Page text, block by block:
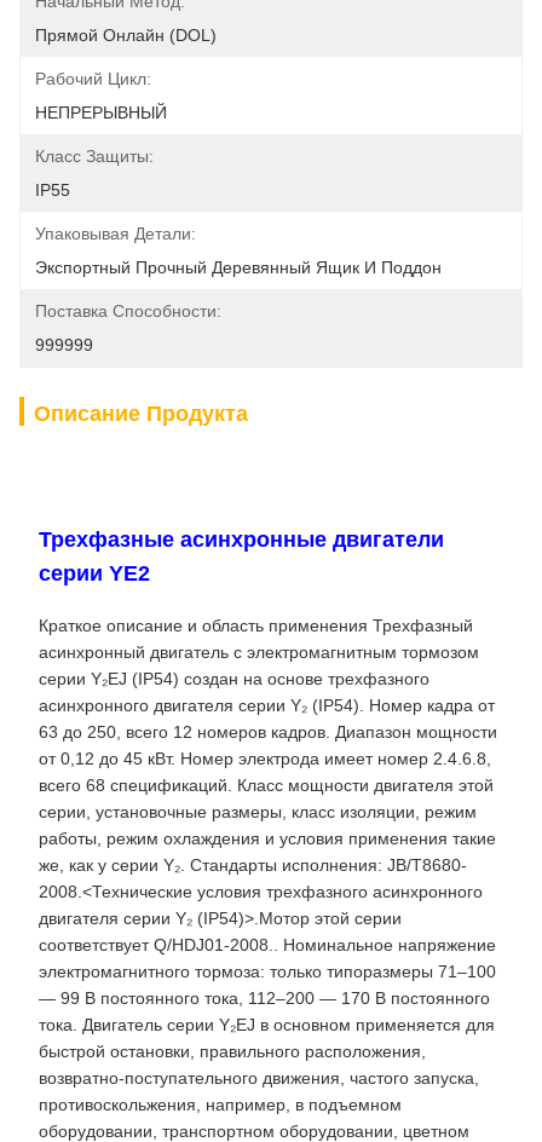
Прямой Онлайн (DOL)
Рабочий Цикл:
НЕПРЕРЫВНЫЙ
Класс Защиты:
IP55
Упаковывая Детали:
Экспортный Прочный Деревянный Ящик И Поддон
Поставка Способности:
999999
Описание Продукта
Трехфазные асинхронные двигатели
серии YE2
Краткое описание и область применения Трехфазный
асинхронный двигатель с электромагнитным тормозом
серии Y₂EJ (IP54) создан на основе трехфазного
асинхронного двигателя серии Y₂ (IP54). Номер кадра от
63 до 250, всего 12 номеров кадров. Диапазон мощности
от 0,12 до 45 кВт. Номер электрода имеет номер 2.4.6.8,
всего 68 спецификаций. Класс мощности двигателя этой
серии, установочные размеры, класс изоляции, режим
работы, режим охлаждения и условия применения такие
же, как у серии Y₂. Стандарты исполнения: JB/T8680-
2008.<Технические условия трехфазного асинхронного
двигателя серии Y₂ (IP54)>.Мотор этой серии
соответствует Q/HDJ01-2008.
. Номинальное напряжение
электромагнитного тормоза: только типоразмеры 71–100
— 99 В постоянного тока, 112–200 — 170 В постоянного
тока. Двигатель серии Y₂EJ в основном применяется для
быстрой остановки, правильного расположения,
возвратно-поступательного движения, частого запуска,
противоскольжения, например, в подъемном
оборудовании, транспортном оборудовании, цветном